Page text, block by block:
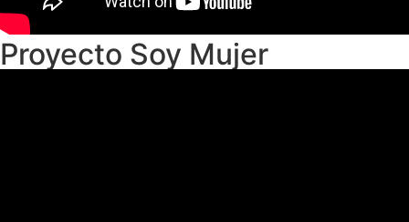
Proyecto Soy Mujer